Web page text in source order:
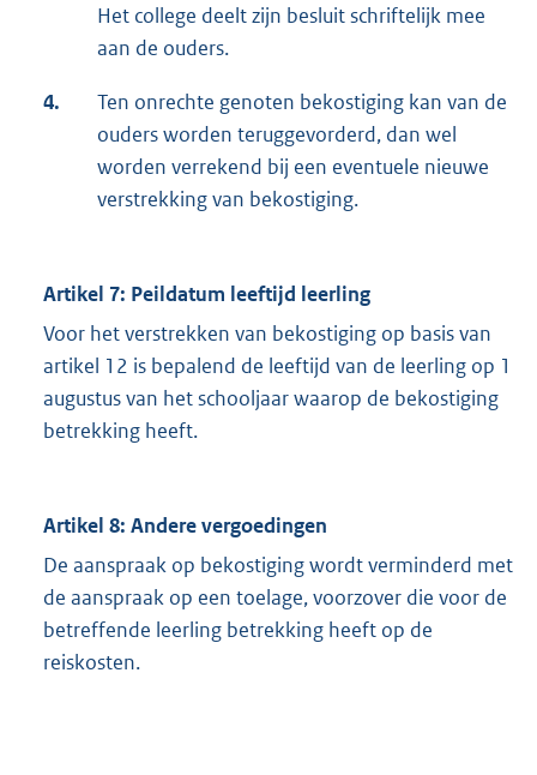
Het college deelt zijn besluit schriftelijk mee
aan de ouders.
4.
Ten onrechte genoten bekostiging kan van de
ouders worden teruggevorderd, dan wel
worden verrekend bij een eventuele nieuwe
verstrekking van bekostiging.
Artikel 7: Peildatum leeftijd leerling
Voor het verstrekken van bekostiging op basis van
artikel 12 is bepalend de leeftijd van de leerling op 1
augustus van het schooljaar waarop de bekostiging
betrekking heeft.
Artikel 8: Andere vergoedingen
De aanspraak op bekostiging wordt verminderd met
de aanspraak op een toelage, voorzover die voor de
betreffende leerling betrekking heeft op de
reiskosten.